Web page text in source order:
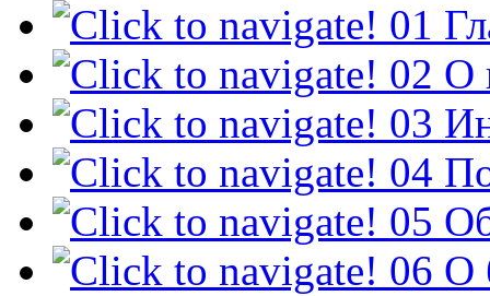
01
02 О
03
04
05
06 О